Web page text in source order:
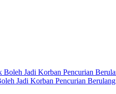
Jadi Korban Pencurian Berulang